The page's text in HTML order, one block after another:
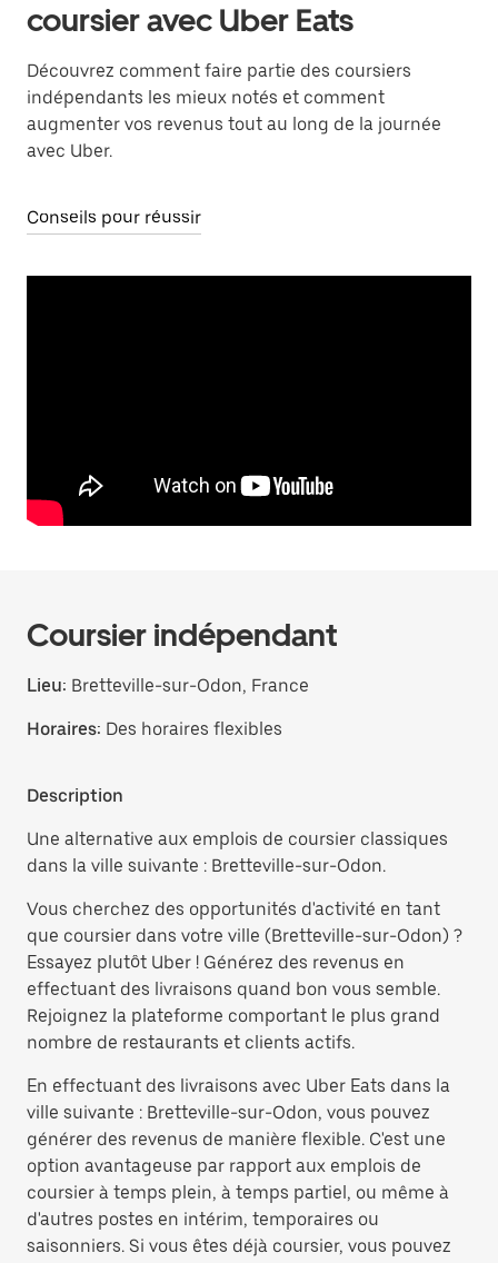
coursier avec Uber Eats
Découvrez comment faire partie des coursiers
indépendants les mieux notés et comment
augmenter vos revenus tout au long de la journée
avec Uber.
Conseils pour réussir
Coursier indépendant
Lieu: Bretteville-sur-Odon, France
Horaires: Des horaires flexibles
Description
Une alternative aux emplois de coursier classiques
dans la ville suivante : Bretteville-sur-Odon.
Vous cherchez des opportunités d'activité en tant
que coursier dans votre ville (Bretteville-sur-Odon) ?
Essayez plutôt Uber ! Générez des revenus en
effectuant des livraisons quand bon vous semble.
Rejoignez la plateforme comportant le plus grand
nombre de restaurants et clients actifs.
En effectuant des livraisons avec Uber Eats dans la
ville suivante : Bretteville-sur-Odon, vous pouvez
générer des revenus de manière flexible. C'est une
option avantageuse par rapport aux emplois de
coursier à temps plein, à temps partiel, ou même à
d'autres postes en intérim, temporaires ou
saisonniers. Si vous êtes déjà coursier, vous pouvez